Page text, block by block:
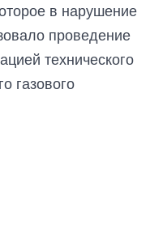
в нарушение
проведение
технического
газового